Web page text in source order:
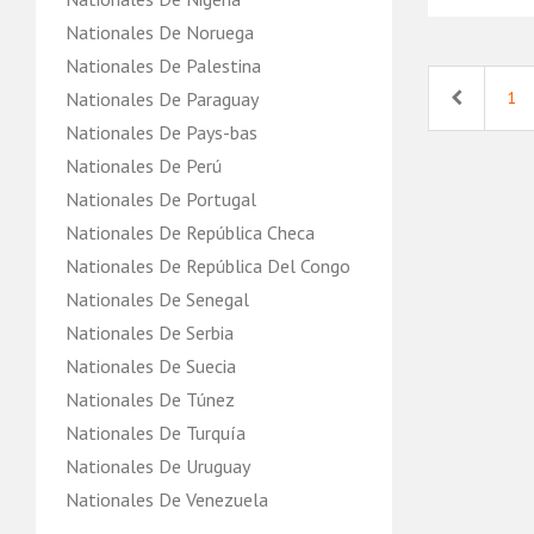
Nationales De Noruega
Nationales De Palestina
Nationales De Paraguay
Nationales De Pays-bas
Nationales De Perú
Nationales De Portugal
Nationales De República Checa
Nationales De República Del Congo‎
Nationales De Senegal
Nationales De Serbia
Nationales De Suecia
Nationales De Túnez
Nationales De Turquía
Nationales De Uruguay
Nationales De Venezuela
Previous1